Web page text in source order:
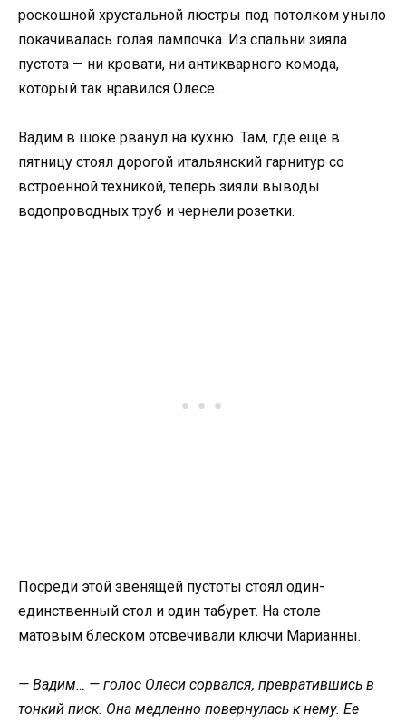
роскошной хрустальной люстры под потолком уныло
покачивалась голая лампочка. Из спальни зияла
пустота — ни кровати, ни антикварного комода,
который так нравился Олесе.
Вадим в шоке рванул на кухню. Там, где еще в
пятницу стоял дорогой итальянский гарнитур со
встроенной техникой, теперь зияли выводы
водопроводных труб и чернели розетки.
Посреди этой звенящей пустоты стоял один-
единственный стол и один табурет. На столе
матовым блеском отсвечивали ключи Марианны.
— Вадим… — голос Олеси сорвался, превратившись в
тонкий писк. Она медленно повернулась к нему. Ее